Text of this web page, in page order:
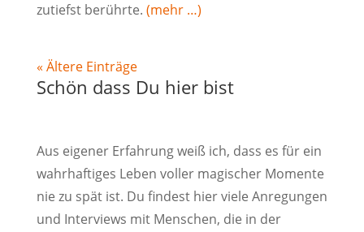
zutiefst berührte. (mehr …)
« Ältere Einträge
Schön dass Du hier bist
Aus eigener Erfahrung weiß ich, dass es für ein
wahrhaftiges Leben voller magischer Momente
nie zu spät ist. Du findest hier viele Anregungen
und Interviews mit Menschen, die in der